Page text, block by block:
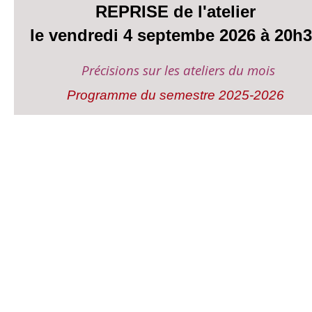
REPRISE de l'atelier
le vendredi 4 septembe 2026 à
Précisions sur les ateliers du mois
Programme du semestre 2025-2026